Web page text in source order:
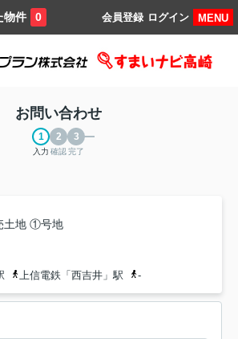
物件 0 MENU
ログイン
会員登録
お問い合わせ
入力 確認完了
土地 ①号地
上信電鉄「西吉井」駅 -